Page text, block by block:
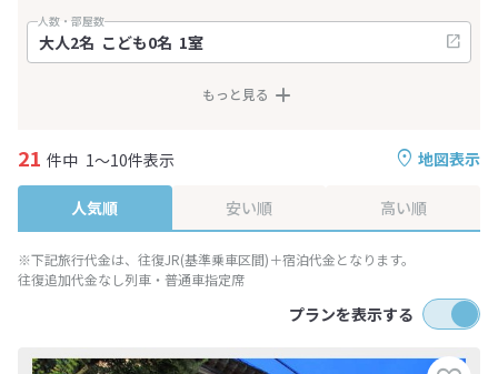
人数・部屋数
もっと見る
地図表示
21 件中 1～10件表示
人気順 安い順 高い順
※下記旅行代金は、往復JR(基準乗車区間)＋宿泊代金となります。
往復追加代金なし列車・普通車指定席
プランを表示する